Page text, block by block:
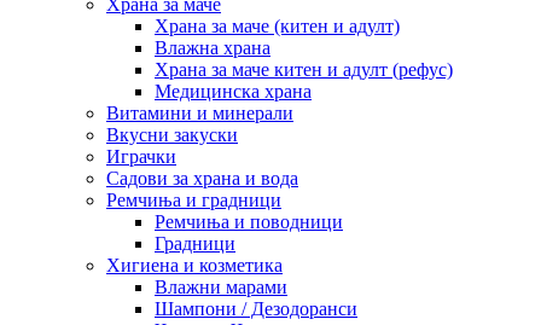
Храна за маче (китен и адулт)
Влажна храна
Храна за маче китен и адулт (рефус)
Медицинска храна
Витамини и минерали
Вкусни закуски
Играчки
Садови за храна и вода
Ремчиња и градници
Ремчиња и поводници
Градници
Хигиена и козметика
Влажни марами
Шампони / Дезодоранси